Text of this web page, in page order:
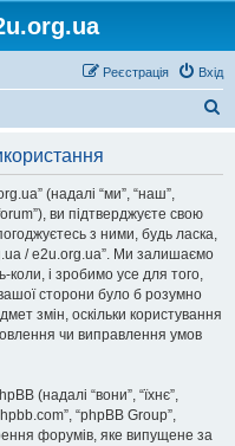
Вхід
Реєстрація
(надалі “ми”, “наш”,
ви підтверджуєте свою
з ними, будь ласка,
/ e2u.org.ua”. Ми залишаємо
і зробимо усе для того,
сторони було б розумно
змін, оскільки користування
чи виправлення умов
(надалі “вони”, “їхнє”,
“phpBB Group”,
форумів, яке випущене за